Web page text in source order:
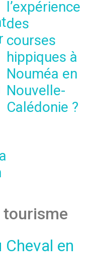
l’expérience
des
courses
hippiques à
Nouméa en
Nouvelle-
Calédonie ?
Cheval en